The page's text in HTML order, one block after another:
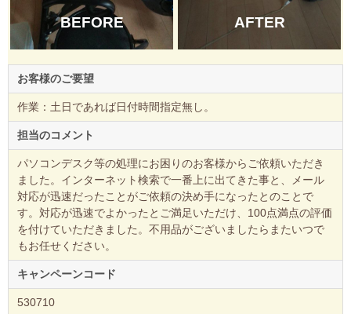
BEFORE AFTER
お客様のご要望
作業：土日であれば日付時間指定無し。
担当のコメント
パソコンデスク等の処理にお困りのお客様からご依頼いただき
ました。インターネット検索で一番上に出てきた事と、メール
対応が迅速だったことがご依頼の決め手になったとのことで
す。対応が迅速でよかったとご満足いただけ、100点満点の評価
を付けていただきました。不用品がございましたらまたいつで
もお任せください。
キャンペーンコード
530710